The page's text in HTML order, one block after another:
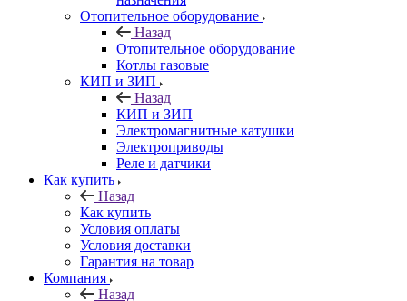
Отопительное оборудование
Назад
Отопительное оборудование
Котлы газовые
КИП и ЗИП
Назад
КИП и ЗИП
Электромагнитные катушки
Электроприводы
Реле и датчики
Как купить
Назад
Как купить
Условия оплаты
Условия доставки
Гарантия на товар
Компания
Назад